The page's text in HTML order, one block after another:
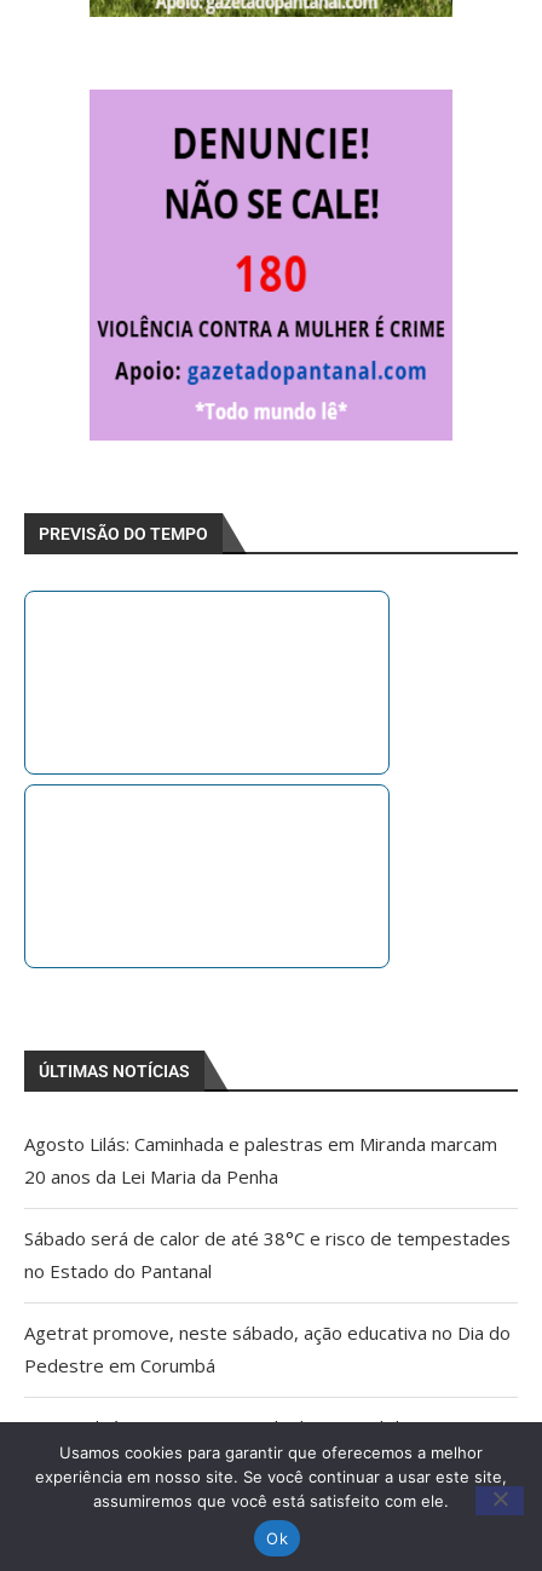
PREVISÃO DO TEMPO
ÚLTIMAS NOTÍCIAS
Agosto Lilás: Caminhada e palestras em Miranda marcam
20 anos da Lei Maria da Penha
Sábado será de calor de até 38°C e risco de tempestades
no Estado do Pantanal
Agetrat promove, neste sábado, ação educativa no Dia do
Pedestre em Corumbá
AGU pedirá na Justiça a retirada do Discord do ar
Pais estão menos presentes na criação de filhos, aponta
Usamos cookies para garantir que oferecemos a melhor
experiência em nosso site. Se você continuar a usar este site,
assumiremos que você está satisfeito com ele.
Ok